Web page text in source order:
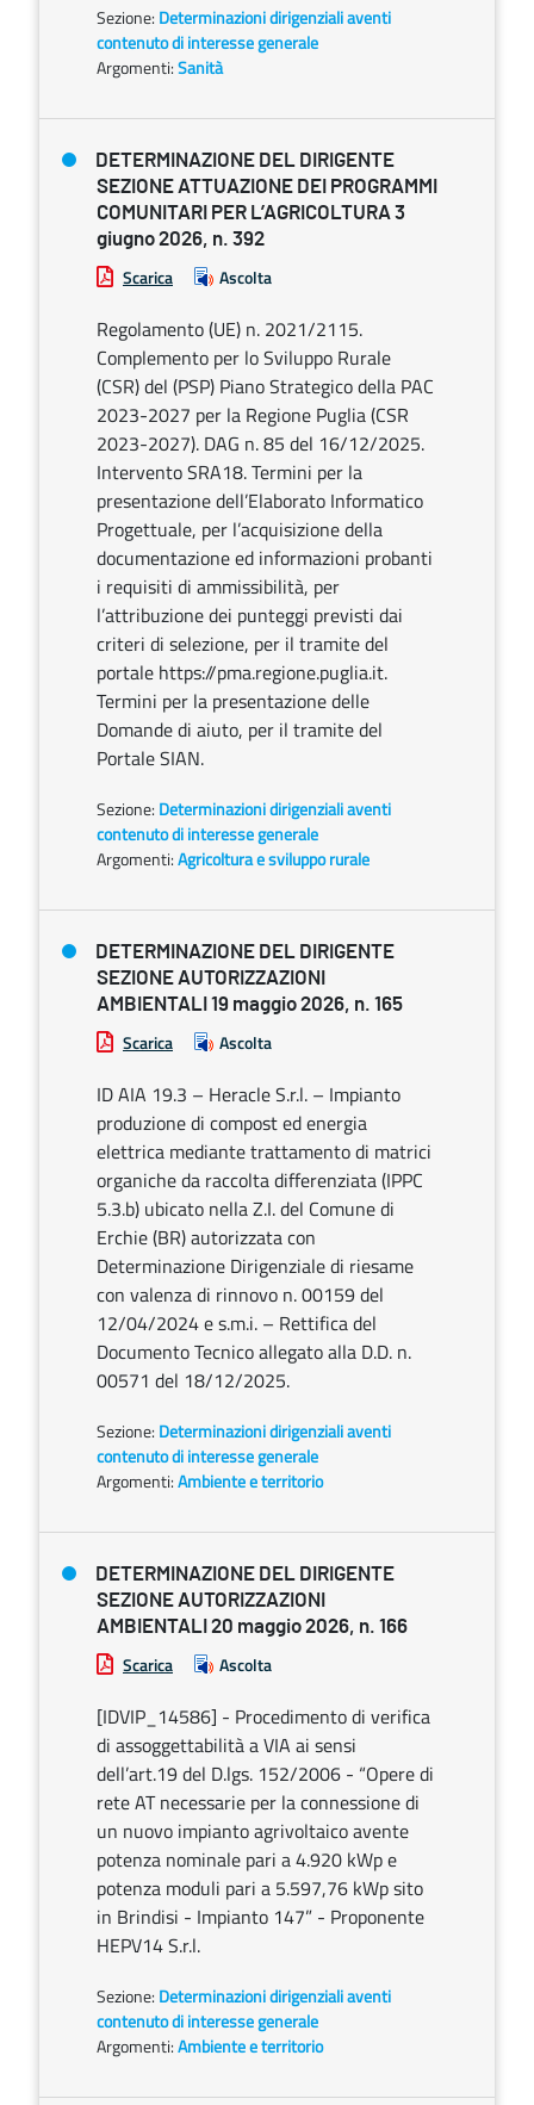
Sezione: Determinazioni dirigenziali aventi
contenuto di interesse generale
Argomenti:Sanità
DETERMINAZIONE DEL DIRIGENTE
SEZIONE ATTUAZIONE DEI PROGRAMMI
COMUNITARI PER L’AGRICOLTURA 3
giugno 2026, n. 392
Scarica Ascolta
Regolamento (UE) n. 2021/2115.
Complemento per lo Sviluppo Rurale
(CSR) del (PSP) Piano Strategico della PAC
2023-2027 per la Regione Puglia (CSR
2023-2027). DAG n. 85 del 16/12/2025.
Intervento SRA18. Termini per la
presentazione dell’Elaborato Informatico
Progettuale, per l’acquisizione della
documentazione ed informazioni probanti
i requisiti di ammissibilità, per
l’attribuzione dei punteggi previsti dai
criteri di selezione, per il tramite del
portale https://pma.regione.puglia.it.
Termini per la presentazione delle
Domande di aiuto, per il tramite del
Portale SIAN.
Sezione: Determinazioni dirigenziali aventi
contenuto di interesse generale
Argomenti:Agricoltura e sviluppo rurale
DETERMINAZIONE DEL DIRIGENTE
SEZIONE AUTORIZZAZIONI
AMBIENTALI 19 maggio 2026, n. 165
Scarica Ascolta
ID AIA 19.3 – Heracle S.r.l. – Impianto
produzione di compost ed energia
elettrica mediante trattamento di matrici
organiche da raccolta differenziata (IPPC
5.3.b) ubicato nella Z.I. del Comune di
Erchie (BR) autorizzata con
Determinazione Dirigenziale di riesame
con valenza di rinnovo n. 00159 del
12/04/2024 e s.m.i. – Rettifica del
Documento Tecnico allegato alla D.D. n.
00571 del 18/12/2025.
Sezione: Determinazioni dirigenziali aventi
contenuto di interesse generale
Argomenti:Ambiente e territorio
DETERMINAZIONE DEL DIRIGENTE
SEZIONE AUTORIZZAZIONI
AMBIENTALI 20 maggio 2026, n. 166
Scarica Ascolta
[IDVIP_14586] - Procedimento di verifica
di assoggettabilità a VIA ai sensi
dell’art.19 del D.lgs. 152/2006 - “Opere di
rete AT necessarie per la connessione di
un nuovo impianto agrivoltaico avente
potenza nominale pari a 4.920 kWp e
potenza moduli pari a 5.597,76 kWp sito
in Brindisi - Impianto 147” - Proponente
HEPV14 S.r.l.
Sezione: Determinazioni dirigenziali aventi
contenuto di interesse generale
Argomenti:Ambiente e territorio